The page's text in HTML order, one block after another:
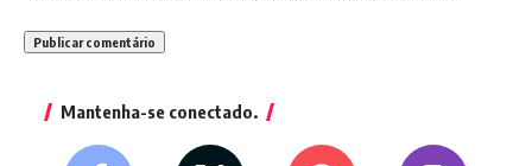
Mantenha-se conectado.